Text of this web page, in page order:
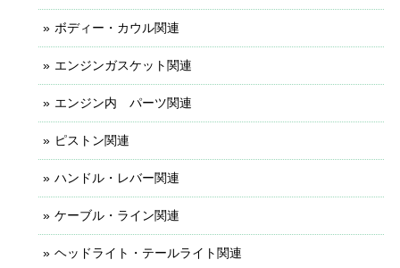
ボディー・カウル関連
エンジンガスケット関連
エンジン内 パーツ関連
ピストン関連
ハンドル・レバー関連
ケーブル・ライン関連
ヘッドライト・テールライト関連